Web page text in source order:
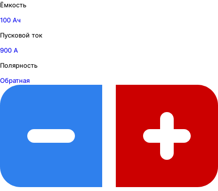
Ёмкость
100 Ач
Пусковой ток
900 А
Полярность
Обратная